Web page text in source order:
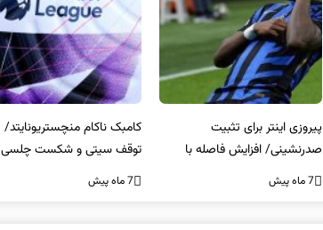
پیروزی اینتر برای تثبیت
صدرنشینی/ افزایش فاصله با
ناپولی
7 ماه پیش
کامبک ناکام منچستریونایتد/
توقف سیتی و شکست چلسی
7 ماه پیش